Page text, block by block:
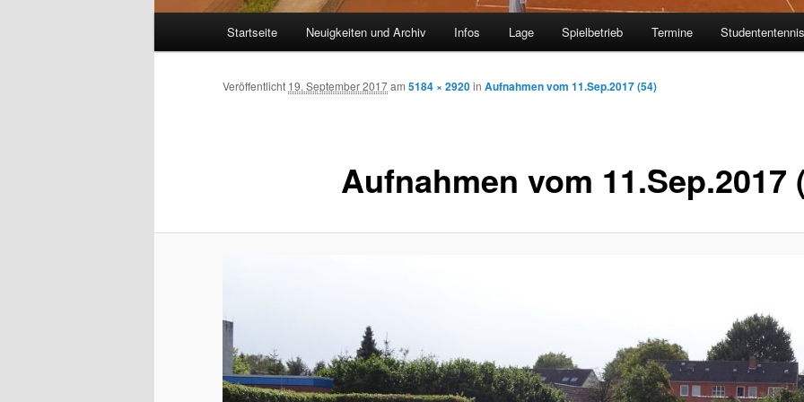
Startseite Neuigkeiten und Archiv Infos Lage Spielbetrieb Termine Studententennis
Aufnahmen vom 11.Sep.2017
Veröffentlicht 19. September 2017am 5184 × 2920in Aufnahmen vom 11.Sep.2017 (54)